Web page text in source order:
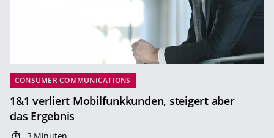
CONSUMER COMMUNICATIONS
1&1 verliert Mobilfunkkunden, steigert aber
das Ergebnis